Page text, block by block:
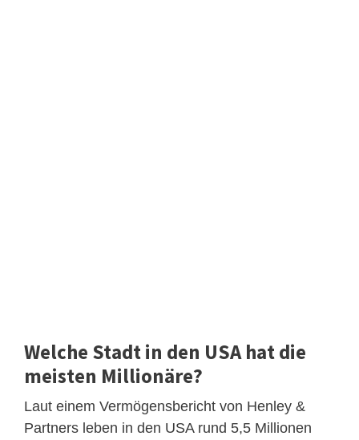
Welche Stadt in den USA hat die
meisten Millionäre?
Laut einem Vermögensbericht von Henley &
Partners leben in den USA rund 5,5 Millionen